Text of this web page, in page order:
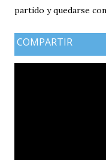
partido y quedarse
COMPARTIR